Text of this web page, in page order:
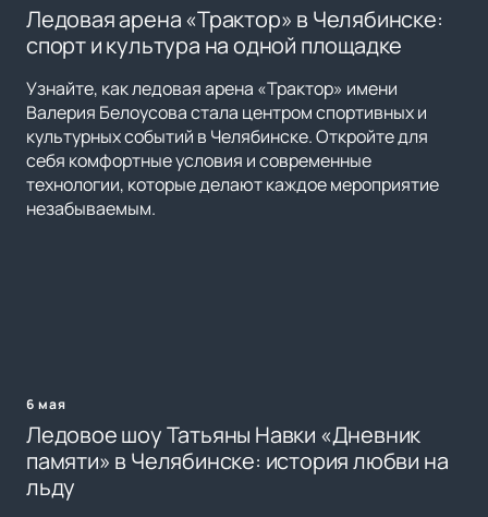
Ледовая арена «Трактор» в Челябинске:
спорт и культура на одной площадке
Узнайте, как ледовая арена «Трактор» имени
Валерия Белоусова стала центром спортивных и
культурных событий в Челябинске. Откройте для
себя комфортные условия и современные
технологии, которые делают каждое мероприятие
незабываемым.
6 мая
Ледовое шоу Татьяны Навки «Дневник
памяти» в Челябинске: история любви на
льду